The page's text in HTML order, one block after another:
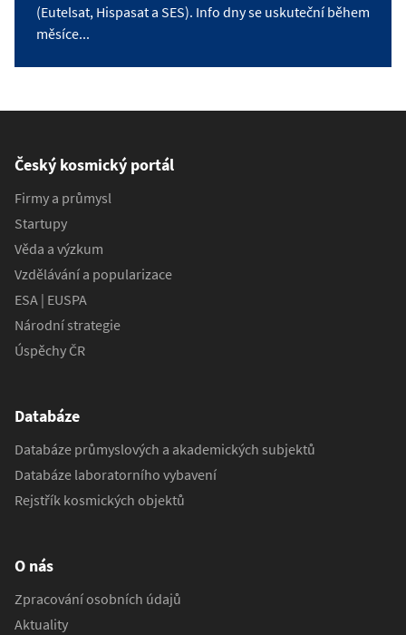
(Eutelsat, Hispasat a SES). Info dny se uskuteční během
měsíce...
Český kosmický portál
Firmy a průmysl
Startupy
Věda a výzkum
Vzdělávání a popularizace
ESA | EUSPA
Národní strategie
Úspěchy ČR
Databáze
Databáze průmyslových a akademických subjektů
Databáze laboratorního vybavení
Rejstřík kosmických objektů
O nás
Zpracování osobních údajů
Aktuality